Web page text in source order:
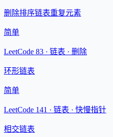
删除排序链表重复元素
简单
LeetCode 83 · 链表 · 删除
环形链表
简单
LeetCode 141 · 链表 · 快慢指针
相交链表